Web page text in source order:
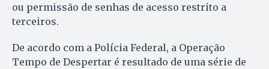
ou permissão de senhas de acesso restrito a
terceiros.
De acordo com a Polícia Federal, a Operação
Tempo de Despertar é resultado de uma série de